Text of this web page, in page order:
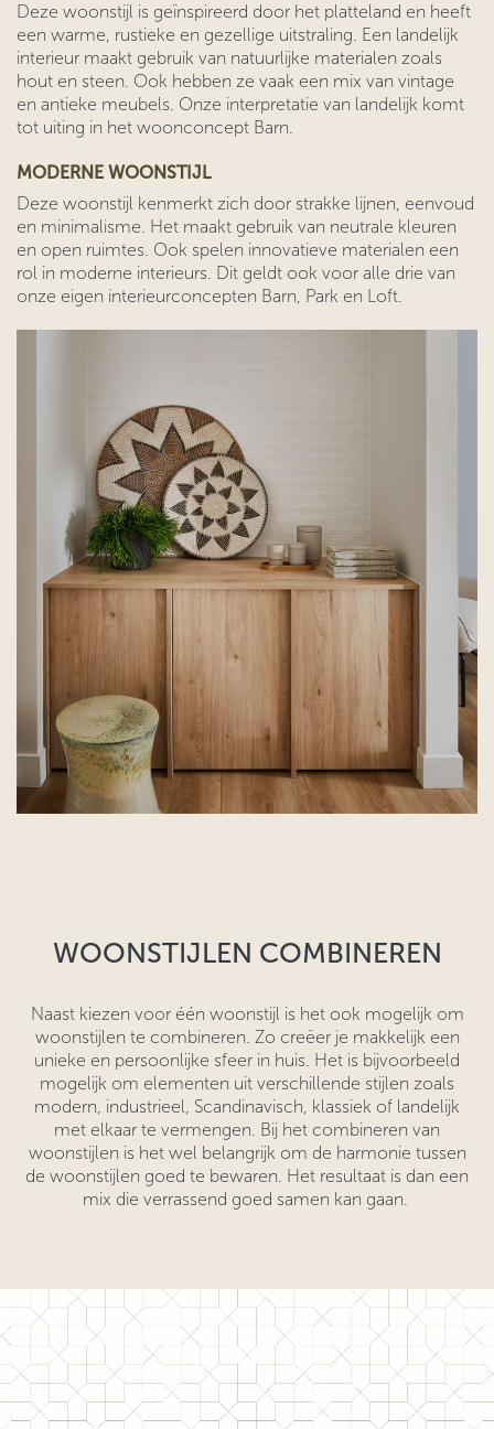
Deze woonstijl is geïnspireerd door het platteland en heeft
een warme, rustieke en gezellige uitstraling. Een landelijk
interieur maakt gebruik van natuurlijke materialen zoals
hout en steen. Ook hebben ze vaak een mix van vintage
en antieke meubels. Onze interpretatie van landelijk komt
tot uiting in het woonconcept Barn.
MODERNE WOONSTIJL
Deze woonstijl kenmerkt zich door strakke lijnen, eenvoud
en minimalisme. Het maakt gebruik van neutrale kleuren
en open ruimtes. Ook spelen innovatieve materialen een
rol in moderne interieurs. Dit geldt ook voor alle drie van
onze eigen interieurconcepten Barn, Park en Loft.
WOONSTIJLEN COMBINEREN
Naast kiezen voor één woonstijl is het ook mogelijk om
woonstijlen te combineren. Zo creëer je makkelijk een
unieke en persoonlijke sfeer in huis. Het is bijvoorbeeld
mogelijk om elementen uit verschillende stijlen zoals
modern, industrieel, Scandinavisch, klassiek of landelijk
met elkaar te vermengen. Bij het combineren van
woonstijlen is het wel belangrijk om de harmonie tussen
de woonstijlen goed te bewaren. Het resultaat is dan een
mix die verrassend goed samen kan gaan.